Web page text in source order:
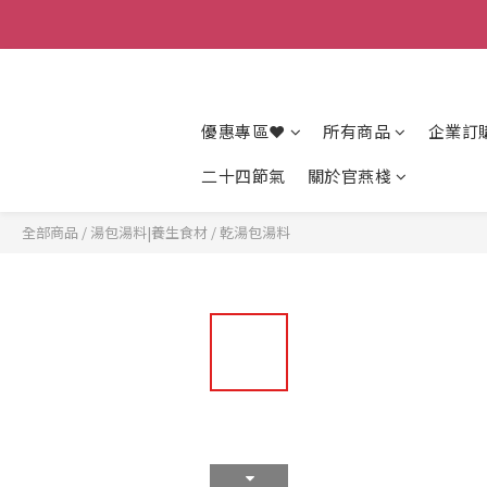
優惠專區❤ 所有商品
企業訂
二十四節氣
關於官燕棧
全部商品 / 湯包湯料|養生食材 /乾湯包湯料